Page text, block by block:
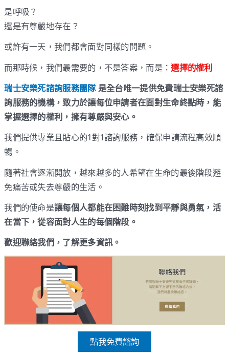
是呼吸？
還是有尊嚴地存在？
或許有一天，我們都會面對同樣的問題。
而那時候，我們最需要的，不是答案，而是：選擇的權利
瑞士安樂死諮詢服務團隊是全台唯一提供免費瑞士安樂死諮
詢服務的機構，致力於讓每位申請者在面對生命終點時，能
掌握選擇的權利，擁有尊嚴與安心。
我們提供專業且貼心的1對1諮詢服務，確保申請流程高效順
暢。
隨著社會逐漸開放，越來越多的人希望在生命的最後階段避
免痛苦或失去尊嚴的生活。
我們的使命是讓每個人都能在困難時刻找到平靜與勇氣，活
在當下，從容面對人生的每個階段。
歡迎聯絡我們，了解更多資訊。
點我免費諮詢